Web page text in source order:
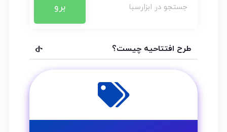
برو
طرح افتتاحیه چیست؟